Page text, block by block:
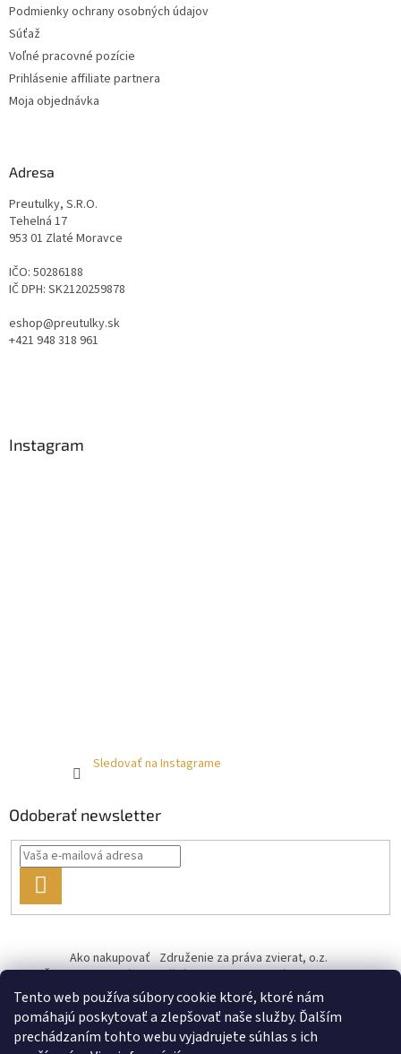
Tento web používa súbory cookie ktoré, ktoré nám
pomáhajú poskytovať a zlepšovať naše služby. Ďalším
prechádzaním tohto webu vyjadrujete súhlas s ich
Podmienky ochrany osobných údajov
Súťaž
Voľné pracovné pozície
Prihlásenie affiliate partnera
Moja objednávka
Adresa
Preutulky, S.R.O.
Tehelná 17
953 01 Zlaté Moravce
IČO: 50286188
IČ DPH: SK2120259878
eshop@preutulky.sk
+421 948 318 961
Instagram
Sledovať na Instagrame
Odoberať newsletter
SA
Ako nakupovať Združenie za práva zvierat, o.z.
Československý kastračný program Informácie o cookies
od ♥ vybudoval Filip Minár